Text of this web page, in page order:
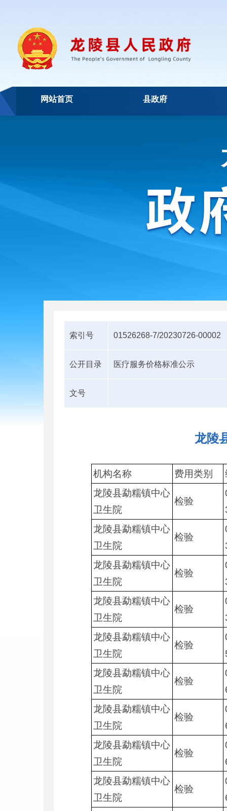
网站首页 县政府
索引号 01526268-7/20230726-00002
公开目录 医疗服务价格标准公示
文号
龙陵
机构名称 费用类别
龙陵县勐糯镇中心
卫生院
检验
龙陵县勐糯镇中心
卫生院
检验
龙陵县勐糯镇中心
卫生院
检验
龙陵县勐糯镇中心
卫生院
检验
龙陵县勐糯镇中心
卫生院
检验
龙陵县勐糯镇中心
卫生院
检验
龙陵县勐糯镇中心
卫生院
检验
龙陵县勐糯镇中心
卫生院
检验
龙陵县勐糯镇中心
卫生院
检验